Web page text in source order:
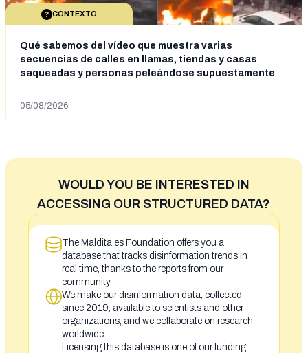
CONTEXTO
Qué sabemos del vídeo que muestra varias
secuencias de calles en llamas, tiendas y casas
saqueadas y personas peleándose supuestamente
situación irregular a Ceuta
05/08/2026
WOULD YOU BE INTERESTED IN
ACCESSING OUR STRUCTURED DATA?
The Maldita.es Foundation offers you a
database that tracks disinformation trends in
real time, thanks to the reports from our
community
We make our disinformation data, collected
since 2019, available to scientists and other
organizations, and we collaborate on research
worldwide.
Licensing this database is one of our funding